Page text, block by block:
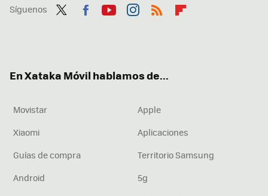
Síguenos
En Xataka Móvil hablamos de...
Movistar
Apple
Xiaomi
Aplicaciones
Guías de compra
Territorio Samsung
Android
5g